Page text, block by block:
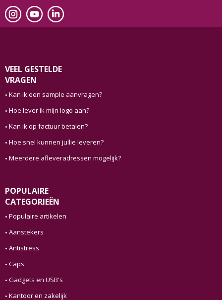
VEEL GESTELDE
VRAGEN
Kan ik een sample aanvragen?
Hoe lever ik mijn logo aan?
Kan ik op factuur betalen?
Hoe snel kunnen jullie leveren?
Meerdere afleveradressen mogelijk?
POPULAIRE
CATEGORIEËN
Populaire artikelen
Aanstekers
Antistress
Caps
Gadgets en USB's
Kantoor en zakelijk